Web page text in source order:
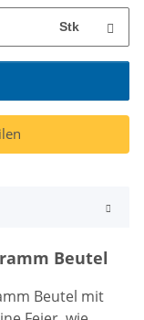
Stk
Beutel
Beutel mit